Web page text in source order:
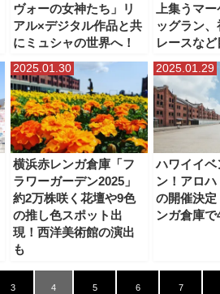
ヴォーの女神たち」リ
アル×デジタル作品と共
にミュシャの世界へ！
上集うマ
ッグラン
レースな
2025.01.30
横浜赤レンガ倉庫「フ
ラワーガーデン2025」
約2万株咲く花壇や9色
の推し色スポット出
現！西洋美術館の演出
も
2025.01.29
ハワイイベ
ン！アロ
の開催決定
ンガ倉庫で
3 4 5 6 7